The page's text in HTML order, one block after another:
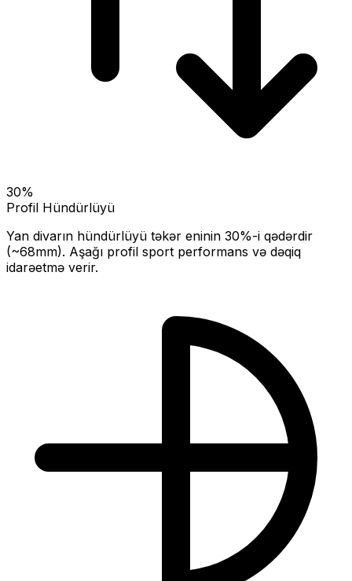
30%
Profil Hündürlüyü
Yan divarın hündürlüyü təkər eninin 30%-i qədərdir
(~68mm). Aşağı profil sport performans və dəqiq
idarəetmə verir.